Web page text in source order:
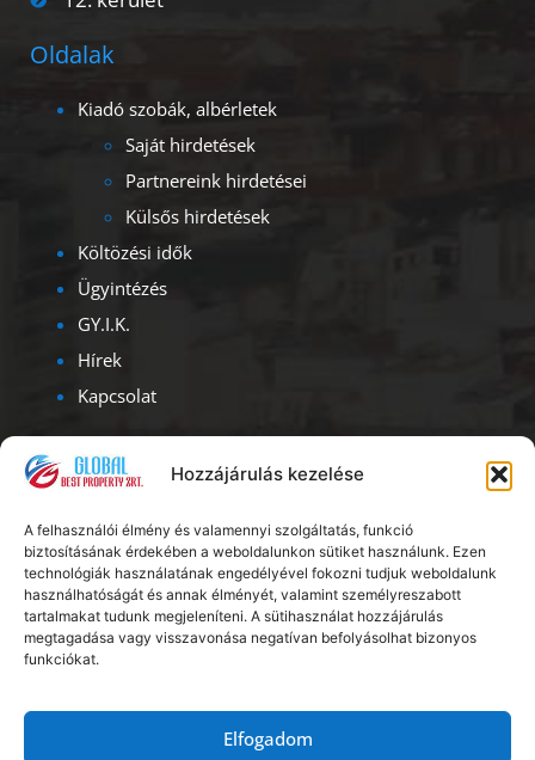
Hozzájárulás kezelése
A felhasználói élmény és valamennyi szolgáltatás, funkció
biztosításának érdekében a weboldalunkon sütiket használunk. Ezen
technológiák használatának engedélyével fokozni tudjuk weboldalunk
használhatóságát és annak élményét, valamint személyreszabott
tartalmakat tudunk megjeleníteni. A sütihasználat hozzájárulás
megtagadása vagy visszavonása negatívan befolyásolhat bizonyos
funkciókat.
Elfogadom
Oldalak
Kiadó szobák, albérletek
Saját hirdetések
Partnereink hirdetései
Külsős hirdetések
Költözési idők
Ügyintézés
GY.I.K.
Hírek
Kapcsolat
Kapcsolat
1093, Budapest, Lónyay u. 47.
Albérlet Corporation
Ügyfélszolgálat: H – V: 08.00 – 20.00
Telefon:
E-mail:info@kiadoszobabudapest.hu